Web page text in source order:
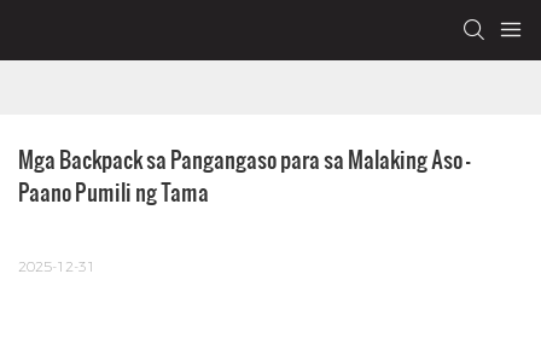
Mga Backpack sa Pangangaso para sa Malaking Aso –
Paano Pumili ng Tama
2025-12-31